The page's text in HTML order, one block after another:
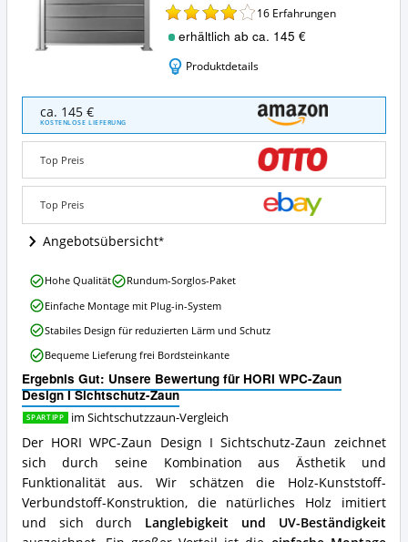
16 Erfahrungen
erhältlich ab ca. 145 €
Produktdetails
WPC-
Zaun
Design
Sichtschutz-
Zaun
Angebote:
Wo
ist
Sichtschutzzaun
erhältlich?
ca. 145 €
KOSTENLOSE LIEFERUNG
Top Preis
Top Preis
Angebotsübersicht
Ergebnis Gut: Unsere Bewertung für HORI WPC-Zaun
Design I Sichtschutz-Zaun
SPARTIPP im Sichtschutzzaun-Vergleich
Der HORI WPC-Zaun Design I Sichtschutz-Zaun zeichnet
sich durch seine Kombination aus Ästhetik und
Funktionalität aus. Wir schätzen die Holz-Kunststoff-
Verbundstoff-Konstruktion, die natürliches Holz imitiert
und sich durch Langlebigkeit und UV-Beständigkeit
HORI
WPC-
Zaun
Design
Sichtschutz-
Zaun
Vorteile:
Was
spricht
für
diesen
Sichtschutzzaun?
Hohe Qualität
Rundum-Sorglos-Paket
Einfache Montage mit Plug-in-System
Stabiles Design für reduzierten Lärm und Schutz
Bequeme Lieferung frei Bordsteinkante